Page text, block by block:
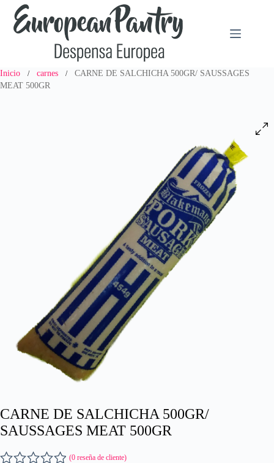
Saltar
contenido
Inicio / carnes /
CARNE DE SALCHICHA 500GR/ SAUSSAGES
MEAT 500GR
CARNE DE SALCHICHA 500GR/
SAUSSAGES MEAT 500GR
(0 reseña de cliente)